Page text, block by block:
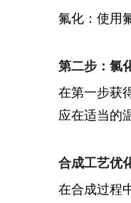
氟化：使用
第二步：氯
在第一步获
应在适当的
合成工艺优
在合成过程